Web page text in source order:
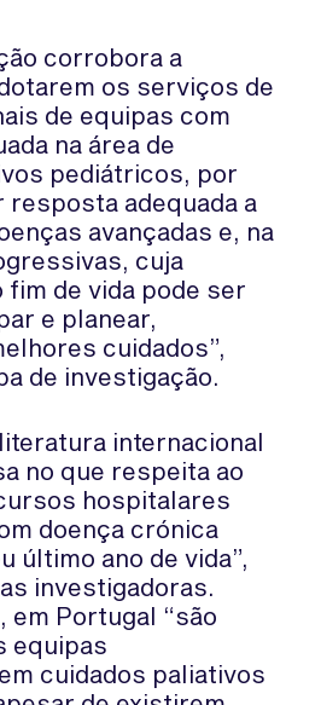
corrobora a
os serviços de
de equipas com
na área de
pediátricos, por
resposta adequada a
avançadas e, na
cuja
fim de vida pode ser
e planear,
cuidados”,
de investigação.
internacional
no que respeita ao
hospitalares
doença crónica
último ano de vida”,
investigadoras.
em Portugal “são
equipas
cuidados paliativos